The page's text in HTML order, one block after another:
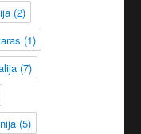
(2)
(1)
(7)
(5)